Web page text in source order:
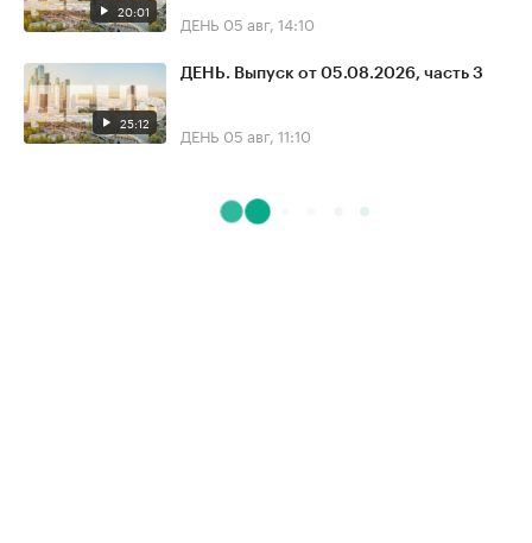
20:01 ДЕНЬ 05 авг, 14:10
25:12
ДЕНЬ. Выпуск от 05.08.2026, часть 3
ДЕНЬ 05 авг, 11:10